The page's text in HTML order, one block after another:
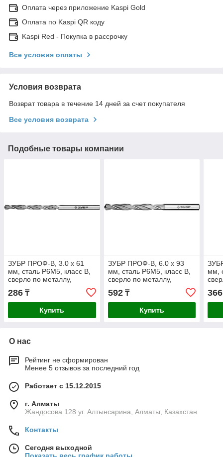
Оплата через приложение Kaspi Gold
Оплата по Kaspi QR коду
Kaspi Red - Покупка в рассрочку
Все условия оплаты
Условия возврата
Возврат товара в течение 14 дней за счет покупателя
Все условия возврата
Подобные товары компании
ЗУБР ПРОФ-В, 3.0 х 61
мм, сталь Р6М5, класс В,
сверло по металлу,
Профессионал (29621-3)
286 ₸
Купить
ЗУБР ПРОФ-В, 6.0 х 93
мм, сталь Р6М5, класс В,
сверло по металлу,
Профессионал (29621-6)
592₸
Купить
мм,
366
О нас
Рейтинг не сформирован
Менее 5 отзывов за последний год
Работает с 15.12.2015
г. Алматы
Жандосова 128 уг. Алтынсарина, Алматы, Казахстан
Контакты
Сегодня выходной